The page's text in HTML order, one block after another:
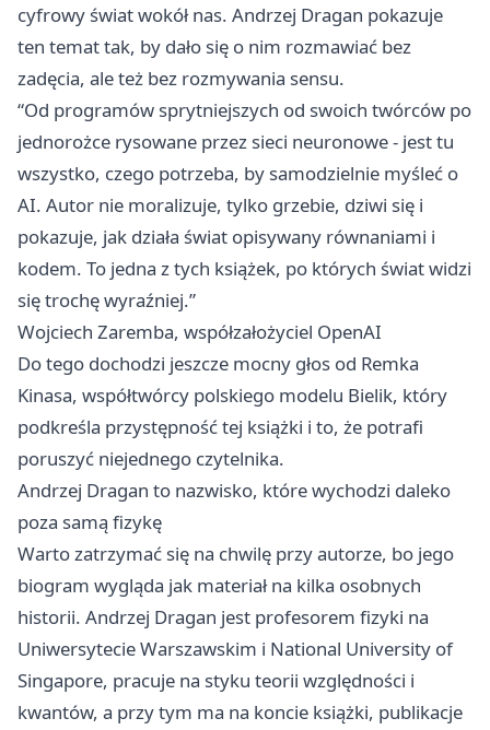
cyfrowy świat wokół nas. Andrzej Dragan pokazuje
ten temat tak, by dało się o nim rozmawiać bez
zadęcia, ale też bez rozmywania sensu.
“Od programów sprytniejszych od swoich twórców po
jednorożce rysowane przez sieci neuronowe - jest tu
wszystko, czego potrzeba, by samodzielnie myśleć o
AI. Autor nie moralizuje, tylko grzebie, dziwi się i
pokazuje, jak działa świat opisywany równaniami i
kodem. To jedna z tych książek, po których świat widzi
się trochę wyraźniej.”
Wojciech Zaremba, współzałożyciel OpenAI
Do tego dochodzi jeszcze mocny głos od Remka
Kinasa, współtwórcy polskiego modelu Bielik, który
podkreśla przystępność tej książki i to, że potrafi
poruszyć niejednego czytelnika.
Andrzej Dragan to nazwisko, które wychodzi daleko
poza samą fizykę
Warto zatrzymać się na chwilę przy autorze, bo jego
biogram wygląda jak materiał na kilka osobnych
historii. Andrzej Dragan jest profesorem fizyki na
Uniwersytecie Warszawskim i National University of
Singapore, pracuje na styku teorii względności i
kwantów, a przy tym ma na koncie książki, publikacje